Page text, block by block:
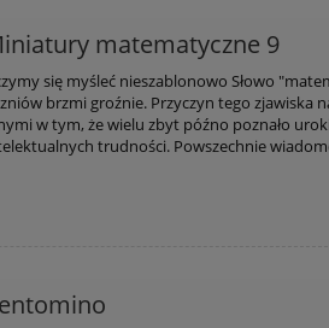
matematyczne 9
się myśleć nieszablonowo Słowo
brzmi groźnie. Przyczyn tego zjawiska
w tym, że wielu zbyt późno poznało
trudności. Powszechnie